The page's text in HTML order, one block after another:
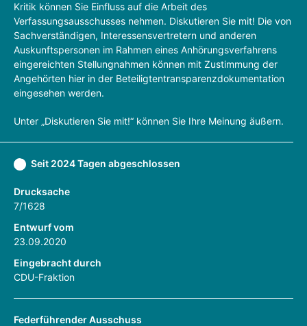
Kritik können Sie Einfluss auf die Arbeit des
Verfassungsausschusses nehmen. Diskutieren Sie mit! Die von
Sachverständigen, Interessensvertretern und anderen
Auskunftspersonen im Rahmen eines Anhörungsverfahrens
eingereichten Stellungnahmen können mit Zustimmung der
Angehörten hier in der Beteiligtentransparenzdokumentation
eingesehen werden.
Unter „Diskutieren Sie mit!“ können Sie Ihre Meinung äußern.
Seit 2024 Tagen abgeschlossen
Drucksache
7/1628
Entwurf vom
23.09.2020
Eingebracht durch
CDU-Fraktion
Federführender Ausschuss